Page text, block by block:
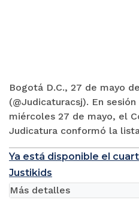
Bogotá D.C., 27 de mayo
(@Judicaturacsj). En
miércoles 27 de mayo, el
Judicatura conformó la
Ya está disponible el
Justikids
Más detalles